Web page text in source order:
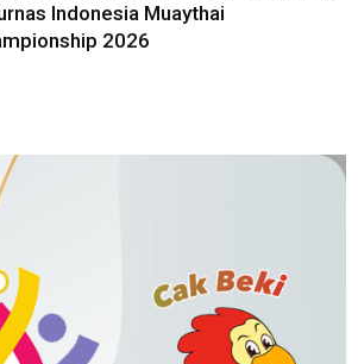
Indonesia Muaythai
2026